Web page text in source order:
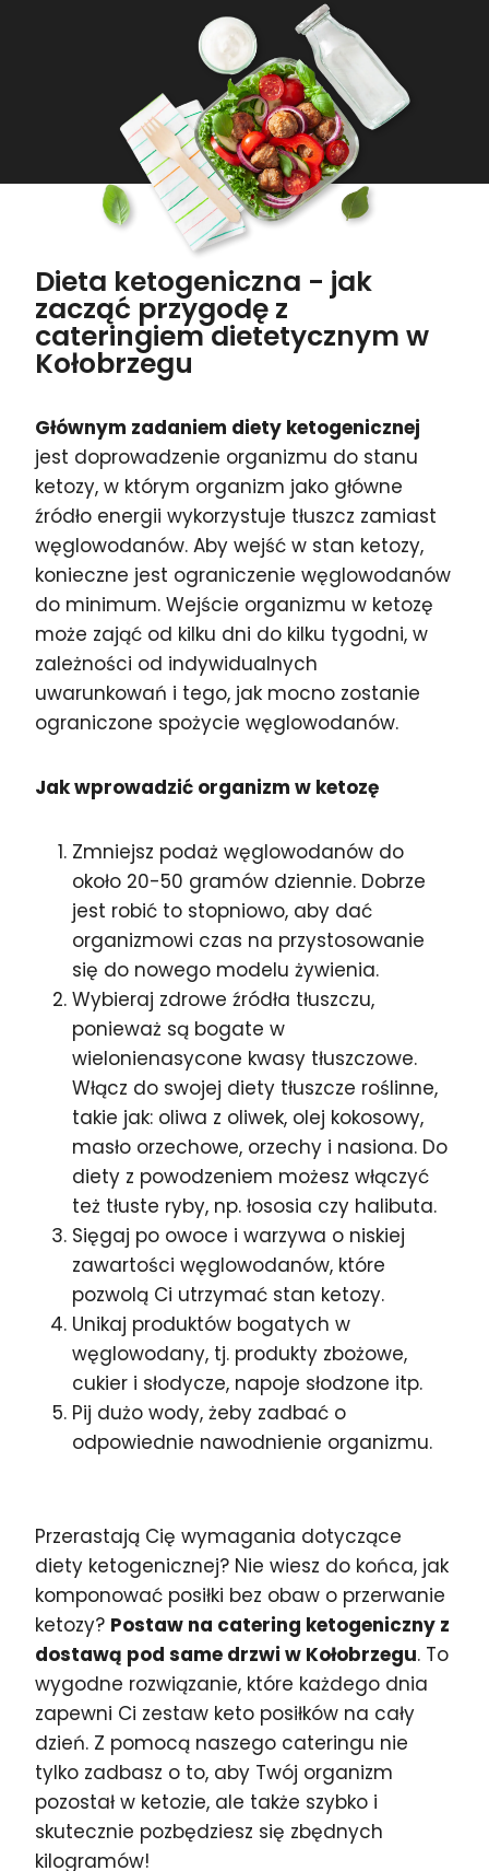
Dieta ketogeniczna - jak
zacząć przygodę z
cateringiem dietetycznym w
Kołobrzegu
Głównym zadaniem diety ketogenicznej
jest doprowadzenie organizmu do stanu
ketozy, w którym organizm jako główne
źródło energii wykorzystuje tłuszcz zamiast
węglowodanów. Aby wejść w stan ketozy,
konieczne jest ograniczenie węglowodanów
do minimum. Wejście organizmu w ketozę
może zająć od kilku dni do kilku tygodni, w
zależności od indywidualnych
uwarunkowań i tego, jak mocno zostanie
ograniczone spożycie węglowodanów.
Jak wprowadzić organizm w ketozę
Zmniejsz podaż węglowodanów do
około 20-50 gramów dziennie. Dobrze
jest robić to stopniowo, aby dać
organizmowi czas na przystosowanie
się do nowego modelu żywienia.
Wybieraj zdrowe źródła tłuszczu,
ponieważ są bogate w
wielonienasycone kwasy tłuszczowe.
Włącz do swojej diety tłuszcze roślinne,
takie jak: oliwa z oliwek, olej kokosowy,
masło orzechowe, orzechy i nasiona. Do
diety z powodzeniem możesz włączyć
też tłuste ryby, np. łososia czy halibuta.
Sięgaj po owoce i warzywa o niskiej
zawartości węglowodanów, które
pozwolą Ci utrzymać stan ketozy.
Unikaj produktów bogatych w
węglowodany, tj. produkty zbożowe,
cukier i słodycze, napoje słodzone itp.
Pij dużo wody, żeby zadbać o
odpowiednie nawodnienie organizmu.
Przerastają Cię wymagania dotyczące
diety ketogenicznej? Nie wiesz do końca, jak
komponować posiłki bez obaw o przerwanie
ketozy? Postaw na catering ketogeniczny z
dostawą pod same drzwi w Kołobrzegu. To
wygodne rozwiązanie, które każdego dnia
zapewni Ci zestaw keto posiłków na cały
dzień. Z pomocą naszego cateringu nie
tylko zadbasz o to, aby Twój organizm
pozostał w ketozie, ale także szybko i
skutecznie pozbędziesz się zbędnych
kilogramów!